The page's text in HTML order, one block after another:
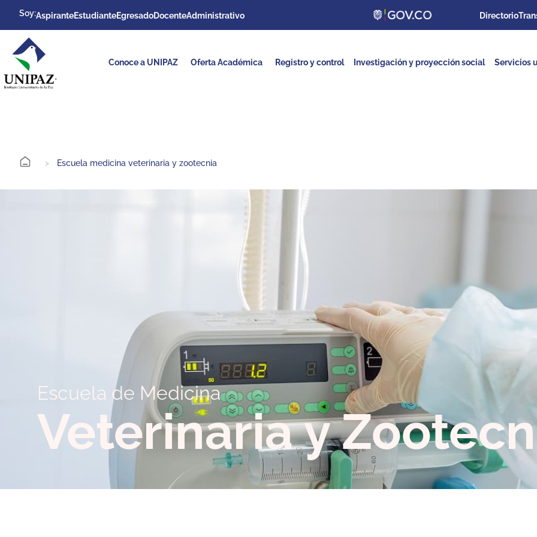
Soy:AspiranteEstudianteEgresadoDocenteAdministrativo Directorio
Conoce a UNIPAZ Oferta Académica Registro y control Investigación y proyección social Servicios
> Escuela medicina veterinaria y zootecnia
Escuela de Medicina
Veterinaria y